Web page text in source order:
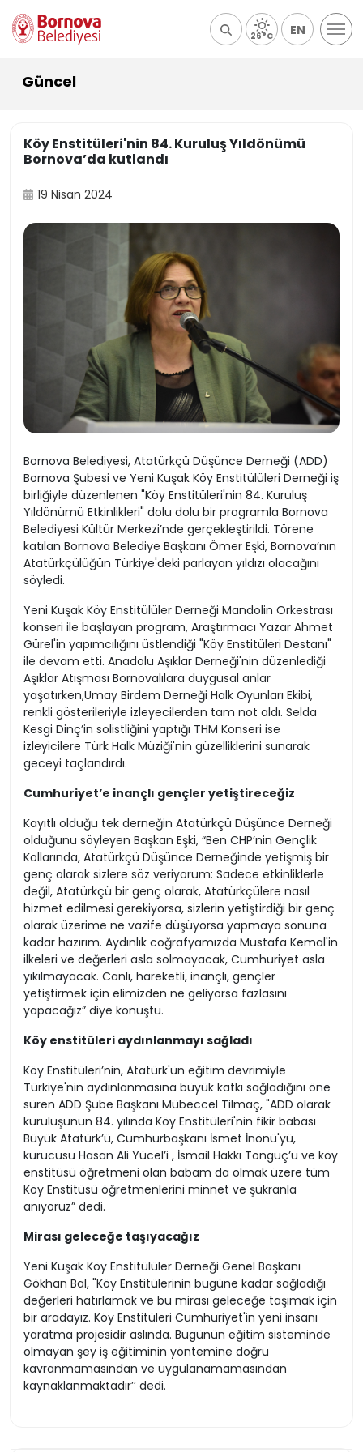
26°C EN
Güncel
Köy Enstitüleri'nin 84. Kuruluş Yıldönümü
Bornova’da kutlandı
19 Nisan 2024
Bornova Belediyesi, Atatürkçü Düşünce Derneği (ADD)
Bornova Şubesi ve Yeni Kuşak Köy Enstitülüleri Derneği iş
birliğiyle düzenlenen "Köy Enstitüleri'nin 84. Kuruluş
Yıldönümü Etkinlikleri" dolu dolu bir programla Bornova
Belediyesi Kültür Merkezi’nde gerçekleştirildi. Törene
katılan Bornova Belediye Başkanı Ömer Eşki, Bornova’nın
Atatürkçülüğün Türkiye'deki parlayan yıldızı olacağını
söyledi.
Yeni Kuşak Köy Enstitülüler Derneği Mandolin Orkestrası
konseri ile başlayan program, Araştırmacı Yazar Ahmet
Gürel'in yapımcılığını üstlendiği "Köy Enstitüleri Destanı"
ile devam etti. Anadolu Aşıklar Derneği'nin düzenlediği
Aşıklar Atışması Bornovalılara duygusal anlar
yaşatırken,Umay Birdem Derneği Halk Oyunları Ekibi,
renkli gösterileriyle izleyecilerden tam not aldı. Selda
Kesgi Dinç’in solistliğini yaptığı THM Konseri ise
izleyicilere Türk Halk Müziği'nin güzelliklerini sunarak
geceyi taçlandırdı.
Cumhuriyet’e inançlı gençler yetiştireceğiz
Kayıtlı olduğu tek derneğin Atatürkçü Düşünce Derneği
olduğunu söyleyen Başkan Eşki, “Ben CHP’nin Gençlik
Kollarında, Atatürkçü Düşünce Derneğinde yetişmiş bir
genç olarak sizlere söz veriyorum: Sadece etkinliklerle
değil, Atatürkçü bir genç olarak, Atatürkçülere nasıl
hizmet edilmesi gerekiyorsa, sizlerin yetiştirdiği bir genç
olarak üzerime ne vazife düşüyorsa yapmaya sonuna
kadar hazırım. Aydınlık coğrafyamızda Mustafa Kemal'in
ilkeleri ve değerleri asla solmayacak, Cumhuriyet asla
yıkılmayacak. Canlı, hareketli, inançlı, gençler
yetiştirmek için elimizden ne geliyorsa fazlasını
yapacağız” diye konuştu.
Köy enstitüleri aydınlanmayı sağladı
Köy Enstitüleri’nin, Atatürk'ün eğitim devrimiyle
Türkiye'nin aydınlanmasına büyük katkı sağladığını öne
süren ADD Şube Başkanı Mübeccel Tilmaç, "ADD olarak
kuruluşunun 84. yılında Köy Enstitüleri'nin fikir babası
Büyük Atatürk’ü, Cumhurbaşkanı İsmet İnönü'yü,
kurucusu Hasan Ali Yücel’i , İsmail Hakkı Tonguç’u ve köy
enstitüsü öğretmeni olan babam da olmak üzere tüm
Köy Enstitüsü öğretmenlerini minnet ve şükranla
anıyoruz” dedi.
Mirası geleceğe taşıyacağız
Yeni Kuşak Köy Enstitülüler Derneği Genel Başkanı
Gökhan Bal, "Köy Enstitülerinin bugüne kadar sağladığı
değerleri hatırlamak ve bu mirası geleceğe taşımak için
bir aradayız. Köy Enstitüleri Cumhuriyet'in yeni insanı
yaratma projesidir aslında. Bugünün eğitim sisteminde
olmayan şey iş eğitiminin yöntemine doğru
kavranmamasından ve uygulanamamasından
kaynaklanmaktadır’’ dedi.